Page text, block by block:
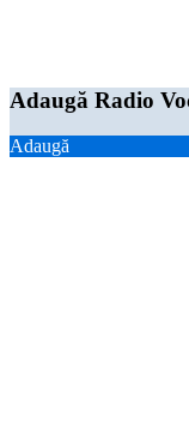
Adaugă Radio
Adaugă